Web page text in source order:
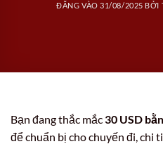
ĐĂNG VÀO31/08/2025 BỞI
Bạn đang thắc mắc30 USD
để chuẩn bị cho chuyến đi, chi